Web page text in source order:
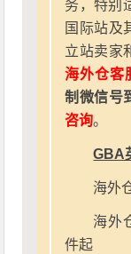
务，特别
国际站及
立站卖家
海外仓客
制微信号
咨询。
GBA
海外
海外
件起